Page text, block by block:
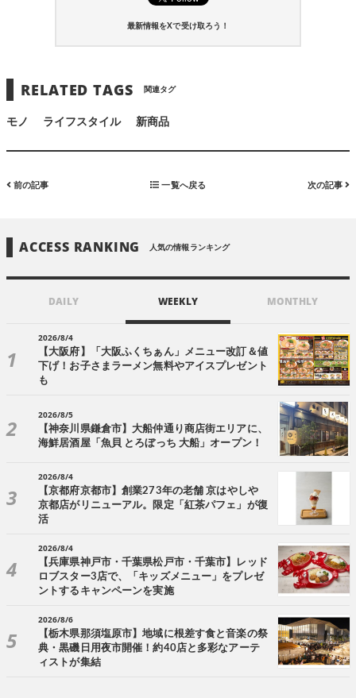
最新情報をXで受け取ろう！
RELATED TAGS 関連タグ
モノ ライフスタイル 新商品
前の記事 一覧へ戻る 次の記事
ACCESS RANKING 人気の情報ランキング
DAILY WEEKLY MONTHLY
2026/8/4
【大阪府】「大阪ふくちぁん」メニュー改訂＆値
下げ！お子さまラーメン無料やアイスプレゼント
も
2026/8/5
【神奈川県鎌倉市】大船仲通り商店街エリアに、
海鮮居酒屋「魚貝 とろぼっち 大船」オープン！
2026/8/4
【京都府京都市】創業273年の老舗 京はやしや
京都店がリニューアル。限定「紅茶パフェ」が復
活
2026/8/4
【兵庫県神戸市・千葉県松戸市・千葉市】レッド
ロブスター3店で、「キッズメニュー」をプレゼ
ントするキャンペーンを実施
2026/8/6
【栃木県那須塩原市】地域に根差す食と音楽の祭
典・黒磯日用夜市開催！約40店と多彩なアーテ
ィストが集結